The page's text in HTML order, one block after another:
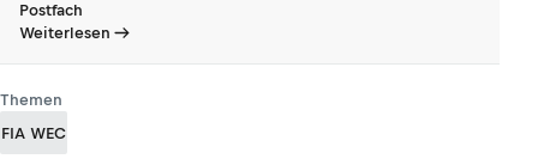
Postfach
Weiterlesen
Themen
FIA WEC